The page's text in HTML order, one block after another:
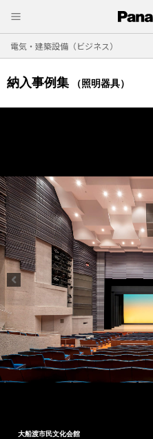
電気・建築設備（ビジネス）
納入事例集 （照明器具）
大船渡市民文化会館